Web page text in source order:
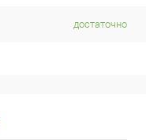
достаточно